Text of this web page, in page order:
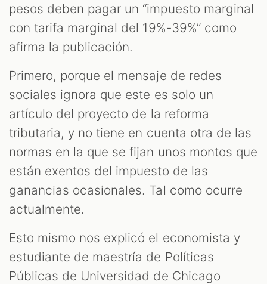
pesos deben pagar un “impuesto marginal
con tarifa marginal del 19%-39%” como
afirma la publicación.
Primero, porque el mensaje de redes
sociales ignora que este es solo un
artículo del proyecto de la reforma
tributaria, y no tiene en cuenta otra de las
normas en la que se fijan unos montos que
están exentos del impuesto de las
ganancias ocasionales. Tal como ocurre
actualmente.
Esto mismo nos explicó el economista y
estudiante de maestría de Políticas
Públicas de Universidad de Chicago